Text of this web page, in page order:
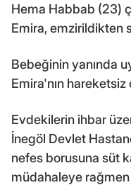
Hema Habbab (23)
Emira, emzirildikten
Bebeğinin yanında
Emira'nın
Evdekilerin ihbar
İnegöl Devlet
nefes borusuna süt
müdahaleye rağmen